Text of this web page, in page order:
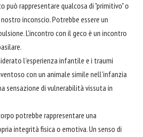
può rappresentare qualcosa di "primitivo" o
inconscio. Potrebbe essere un
L'incontro con il geco è un incontro
l'esperienza infantile e i traumi
con un animale simile nell'infanzia
sensazione di vulnerabilità vissuta in
potrebbe rappresentare una
integrità fisica o emotiva. Un senso di